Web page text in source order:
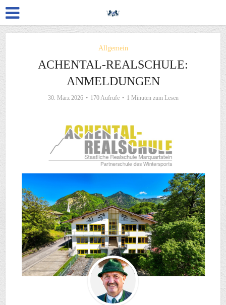
Allgemein
ACHENTAL-REALSCHULE:
ANMELDUNGEN
30. März 2026 170 Aufrufe 1 Minuten zum Lesen